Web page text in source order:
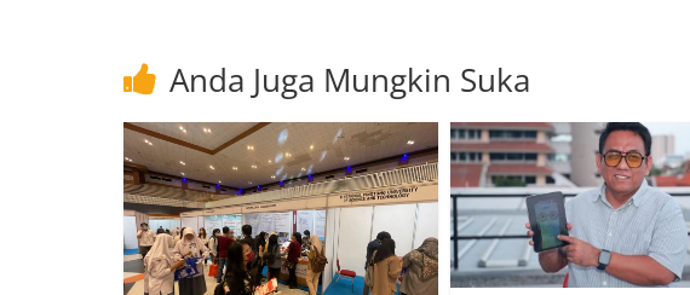
Anda Juga Mungkin Suka